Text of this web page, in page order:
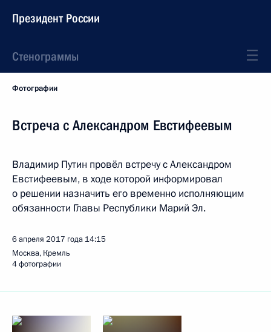
Президент России
Стенограммы
Фотографии
Встреча с Александром Евстифеевым
Владимир Путин провёл встречу с Александром
Евстифеевым, в ходе которой информировал
о решении назначить его временно исполняющим
обязанности Главы Республики Марий Эл.
6 апреля 2017 года 14:15
Москва, Кремль
4 фотографии